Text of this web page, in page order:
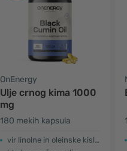
OnEnergy
Ulje crnog kima 1000
mg
180 mekih kapsula
vir linolne in oleinske kisline